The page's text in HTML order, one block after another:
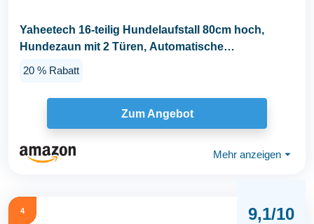
Yaheetech 16-teilig Hundelaufstall 80cm hoch,
Hundezaun mit 2 Türen, Automatische
20 % Rabatt
Zum Angebot
Mehr anzeigen ⏷
4 9,1/10